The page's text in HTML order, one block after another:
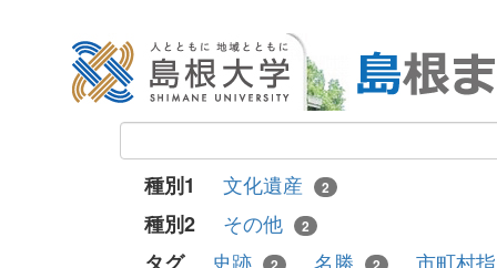
種別1 文化遺産 2
種別2 その他 2
史跡 名勝
市町村